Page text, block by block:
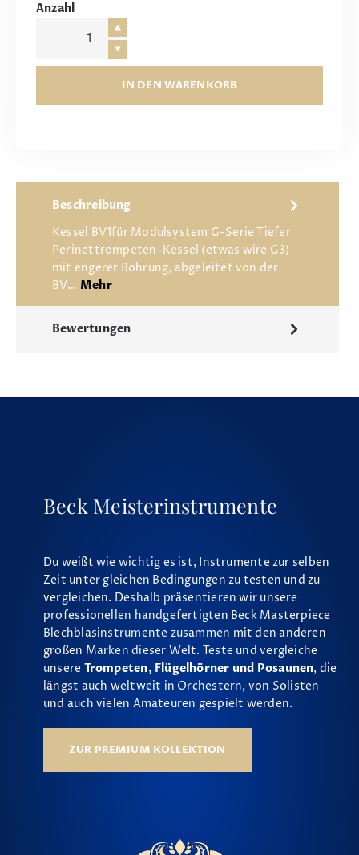
Anzahl
IN DEN WARENKORB
Beschreibung
Kessel BV1für Modulsystem G-Serie Tiefer
Perinettrompeten-Kessel (etwas wire G3)
mit engerer Bohrung, abgeleitet von der
BV… Mehr
Bewertungen
Beck Meisterinstrumente
Du weißt wie wichtig es ist, Instrumente zur selben
Zeit unter gleichen Bedingungen zu testen und zu
vergleichen. Deshalb präsentieren wir unsere
professionellen handgefertigten Beck Masterpiece
Blechblasinstrumente zusammen mit den anderen
großen Marken dieser Welt. Teste und vergleiche
unsere Trompeten, Flügelhörner und Posaunen, die
längst auch weltweit in Orchestern, von Solisten
und auch vielen Amateuren gespielt werden.
ZUR PREMIUM KOLLEKTION